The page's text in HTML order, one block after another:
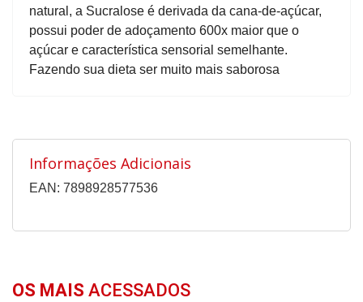
natural, a Sucralose é derivada da cana-de-açúcar,
possui poder de adoçamento 600x maior que o
açúcar e característica sensorial semelhante.
Fazendo sua dieta ser muito mais saborosa
Informações Adicionais
EAN: 7898928577536
OS MAIS ACESSADOS